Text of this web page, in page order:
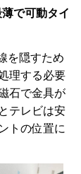
で可動タイ
を隠すため
理する必要
石で金具が
テレビは安
トの位置に